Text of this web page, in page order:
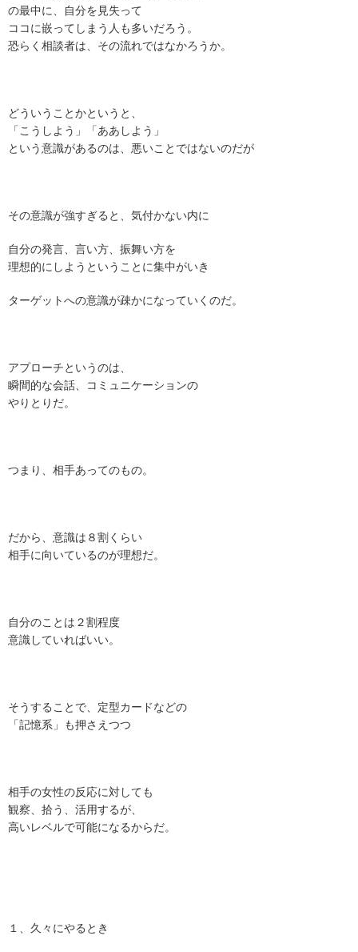
の最中に、自分を見失って
ココに嵌ってしまう人も多いだろう。
恐らく相談者は、その流れではなかろうか。
どういうことかというと、
「こうしよう」「ああしよう」
という意識があるのは、悪いことではないのだが
その意識が強すぎると、気付かない内に
自分の発言、言い方、振舞い方を
理想的にしようということに集中がいき
ターゲットへの意識が疎かになっていくのだ。
アプローチというのは、
瞬間的な会話、コミュニケーションの
やりとりだ。
つまり、相手あってのもの。
だから、意識は８割くらい
相手に向いているのが理想だ。
自分のことは２割程度
意識していればいい。
そうすることで、定型カードなどの
「記憶系」も押さえつつ
相手の女性の反応に対しても
観察、拾う、活用するが、
高いレベルで可能になるからだ。
１、久々にやるとき